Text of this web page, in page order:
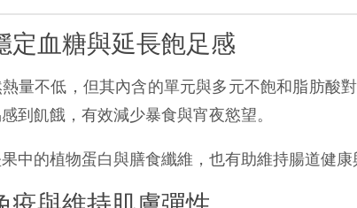
定血糖與延長飽足感
量不低，但其內含的單元與多元不飽和脂肪酸
到飢餓，有效減少暴食與宵夜慾望。
中的植物蛋白與膳食纖維，也有助維持腸道健康